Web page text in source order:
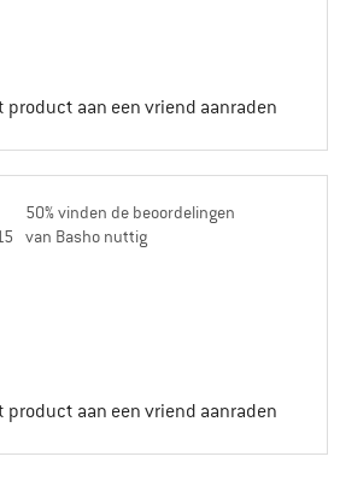
product aan een vriend aanraden
50% vinden de beoordelingen
van Basho nuttig
product aan een vriend aanraden